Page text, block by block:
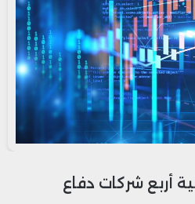
أربع شركات دفاع